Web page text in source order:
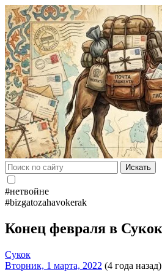
Искать
#нетвойне
#bizgatozahavokerak
Конец февраля в
Сукок
Вторник, 1 марта, 2022 (4 года назад)